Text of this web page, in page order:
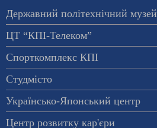
Державний політехнічний музей
ЦТ “КПІ-Телеком”
Спорткомплекс КПІ
Студмісто
Українсько-Японський центр
Центр розвитку кар'єри